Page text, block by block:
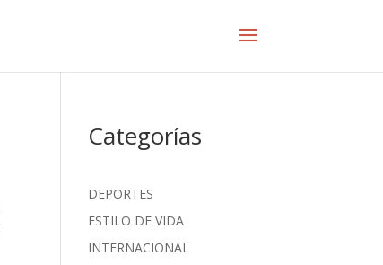
Categorías
DEPORTES
ESTILO DE VIDA
INTERNACIONAL